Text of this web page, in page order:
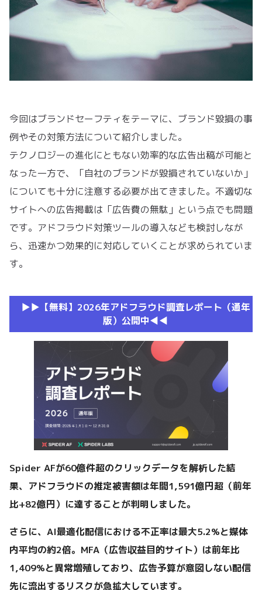
今回はブランドセーフティをテーマに、ブランド毀損の事
例やその対策方法について紹介しました。
テクノロジーの進化にともない効率的な広告出稿が可能と
なった一方で、「自社のブランドが毀損されていないか」
についても十分に注意する必要が出てきました。不適切な
サイトへの広告掲載は「広告費の無駄」という点でも問題
です。アドフラウド対策ツールの導入なども検討しなが
ら、迅速かつ効果的に対応していくことが求められていま
す。
▶︎▶︎【無料】2026年アドフラウド調査レポート（通年
版）公開中◀︎◀︎
Spider AFが60億件超のクリックデータを解析した結
果、アドフラウドの推定被害額は年間1,591億円超（前年
比+82億円）に達することが判明しました。
さらに、AI最適化配信における不正率は最大5.2%と媒体
内平均の約2倍。MFA（広告収益目的サイト）は前年比
1,409%と異常増殖しており、広告予算が意図しない配信
先に流出するリスクが急拡大しています。